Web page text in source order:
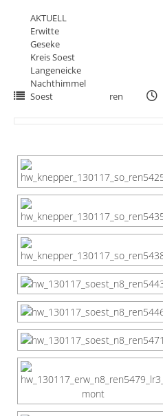
AKTUELL
Erwitte
Geseke
Kreis Soest
Langeneicke
Nachthimmel
Soest
ren